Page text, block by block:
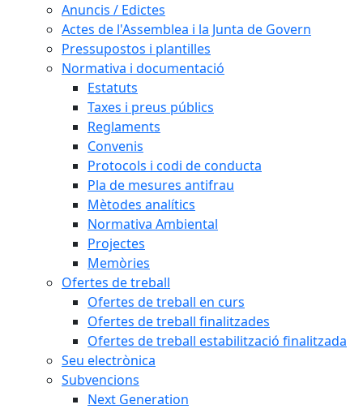
Anuncis / Edictes
Actes de l'Assemblea i la Junta de Govern
Pressupostos i plantilles
Normativa i documentació
Estatuts
Taxes i preus públics
Reglaments
Convenis
Protocols i codi de conducta
Pla de mesures antifrau
Mètodes analítics
Normativa Ambiental
Projectes
Memòries
Ofertes de treball
Ofertes de treball en curs
Ofertes de treball finalitzades
Ofertes de treball estabilització finalitzada
Seu electrònica
Subvencions
Next Generation